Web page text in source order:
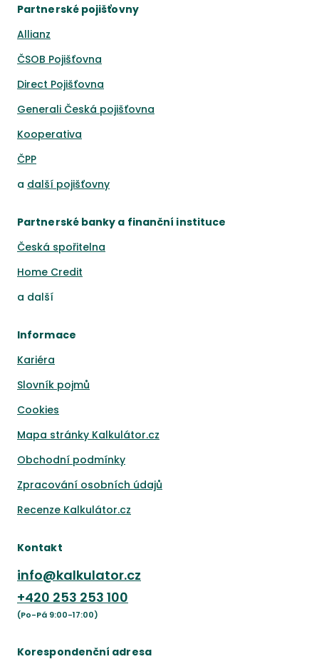
Partnerské pojišťovny
Allianz
ČSOB Pojišťovna
Direct Pojišťovna
Generali Česká pojišťovna
Kooperativa
ČPP
a další pojišťovny
Partnerské banky a finanční instituce
Česká spořitelna
Home Credit
a další
Informace
Kariéra
Slovník pojmů
Cookies
Mapa stránky Kalkulátor.cz
Obchodní podmínky
Zpracování osobních údajů
Recenze Kalkulátor.cz
Kontakt
info@kalkulator.cz
+420 253 253 100
(Po-Pá 9:00-17:00)
Korespondenční adresa